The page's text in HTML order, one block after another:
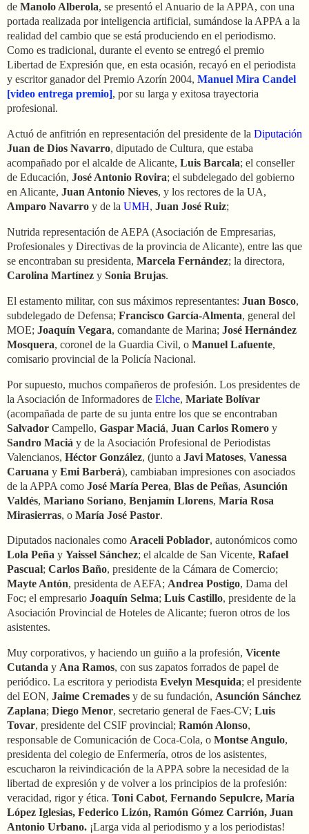
de Manolo Alberola, se presentó el Anuario de la APPA, con una
portada realizada por inteligencia artificial, sumándose la APPA a la
realidad del cambio que se está produciendo en el periodismo.
Como es tradicional, durante el evento se entregó el premio
Libertad de Expresión que, en esta ocasión, recayó en el periodista
y escritor ganador del Premio Azorín 2004, Manuel Mira Candel
[video entrega premio], por su larga y exitosa trayectoria
profesional.
Actuó de anfitrión en representación del presidente de la Diputación
Juan de Dios Navarro, diputado de Cultura, que estaba
acompañado por el alcalde de Alicante, Luis Barcala; el conseller
de Educación, José Antonio Rovira; el subdelegado del gobierno
en Alicante, Juan Antonio Nieves, y los rectores de la UA,
Amparo Navarro y de la UMH, Juan José Ruiz;
Nutrida representación de AEPA (Asociación de Empresarias,
Profesionales y Directivas de la provincia de Alicante), entre las que
se encontraban su presidenta, Marcela Fernández; la directora,
Carolina Martínez y Sonia Brujas.
El estamento militar, con sus máximos representantes: Juan Bosco,
subdelegado de Defensa; Francisco García-Almenta, general del
MOE; Joaquín Vegara, comandante de Marina; José Hernández
Mosquera, coronel de la Guardia Civil, o Manuel Lafuente,
comisario provincial de la Policía Nacional.
Por supuesto, muchos compañeros de profesión. Los presidentes de
la Asociación de Informadores de Elche, Mariate Bolívar
(acompañada de parte de su junta entre los que se encontraban
Salvador Campello, Gaspar Maciá, Juan Carlos Romero y
Sandro Maciá y de la Asociación Profesional de Periodistas
Valencianos, Héctor González, (junto a Javi Matoses, Vanessa
Caruana y Emi Barberá), cambiaban impresiones con asociados
de la APPA como José María Perea, Blas de Peñas, Asunción
Valdés, Mariano Soriano, Benjamín Llorens, María Rosa
Mirasierras, o María José Pastor.
Diputados nacionales como Araceli Poblador, autonómicos como
Lola Peña y Yaissel Sánchez; el alcalde de San Vicente, Rafael
Pascual; Carlos Baño, presidente de la Cámara de Comercio;
Mayte Antón, presidenta de AEFA; Andrea Postigo, Dama del
Foc; el empresario Joaquín Selma; Luis Castillo, presidente de la
Asociación Provincial de Hoteles de Alicante; fueron otros de los
asistentes.
Muy corporativos, y haciendo un guiño a la profesión, Vicente
Cutanda y Ana Ramos, con sus zapatos forrados de papel de
periódico. La escritora y periodista Evelyn Mesquida; el presidente
del EON, Jaime Cremades y de su fundación, Asunción Sánchez
Zaplana; Diego Menor, secretario general de Faes-CV; Luis
Tovar, presidente del CSIF provincial; Ramón Alonso,
responsable de Comunicación de Coca-Cola, o Montse Angulo,
presidenta del colegio de Enfermería, otros de los asistentes,
escucharon la reivindicación de la APPA sobre la necesidad de la
libertad de expresión y de volver a los principios de la profesión:
veracidad, rigor y ética. Toni Cabot, Fernando Sepulcre, María
López Iglesias, Federico Lizón, Ramón Gómez Carrión, Juan
Antonio Urbano. ¡Larga vida al periodismo y a los periodistas!